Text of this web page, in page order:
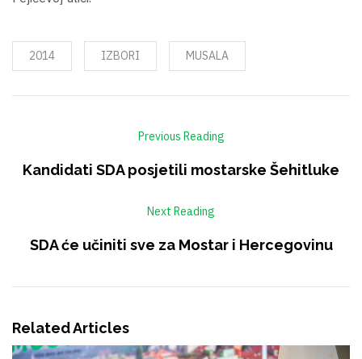
2014 IZBORI MUSALA
Previous Reading
Kandidati SDA posjetili mostarske Šehitluke
Next Reading
SDA će učiniti sve za Mostar i Hercegovinu
Related Articles